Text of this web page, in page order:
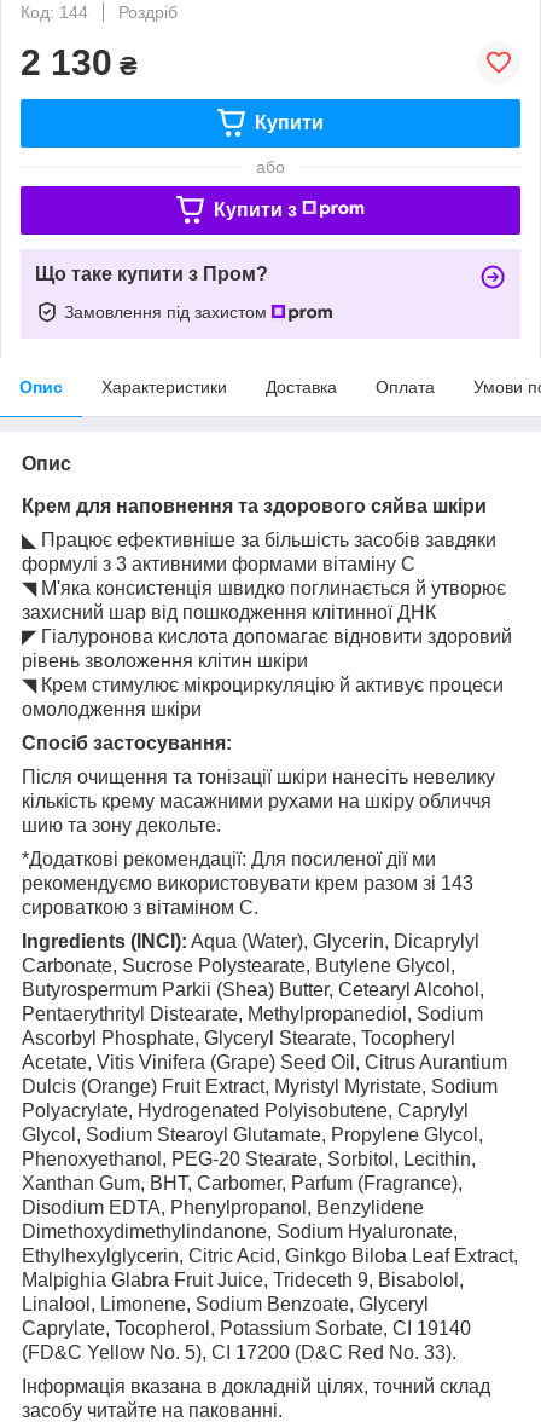
Код: 144
Роздріб
2 130 ₴
Купити
або
Купити з
Що таке купити з Пром?
Замовлення під захистом
Опис Характеристики Доставка Оплата Умови
Опис
Крем для наповнення та здорового сяйва шкіри
◣ Працює ефективніше за більшість засобів завдяки
формулі з 3 активними формами вітаміну С
◥ М'яка консистенція швидко поглинається й утворює
захисний шар від пошкодження клітинної ДНК
◤ Гіалуронова кислота допомагає відновити здоровий
рівень зволоження клітин шкіри
◥ Крем стимулює мікроциркуляцію й активує процеси
омолодження шкіри
Спосіб застосування:
Після очищення та тонізації шкіри нанесіть невелику
кількість крему масажними рухами на шкіру обличчя
шию та зону декольте.
*Додаткові рекомендації: Для посиленої дії ми
рекомендуємо використовувати крем разом зі 143
сироваткою з вітаміном С.
Ingredients (INCI): Aqua (Water), Glycerin, Dicaprylyl
Carbonate, Sucrose Polystearate, Butylene Glycol,
Butyrospermum Parkii (Shea) Butter, Cetearyl Alcohol,
Pentaerythrityl Distearate, Methylpropanediol, Sodium
Ascorbyl Phosphate, Glyceryl Stearate, Tocopheryl
Acetate, Vitis Vinifera (Grape) Seed Oil, Citrus Aurantium
Dulcis (Orange) Fruit Extract, Myristyl Myristate, Sodium
Polyacrylate, Hydrogenated Polyisobutene, Caprylyl
Glycol, Sodium Stearoyl Glutamate, Propylene Glycol,
Phenoxyethanol, PEG-20 Stearate, Sorbitol, Lecithin,
Xanthan Gum, BHT, Carbomer, Parfum (Fragrance),
Disodium EDTA, Phenylpropanol, Benzylidene
Dimethoxydimethylindanone, Sodium Hyaluronate,
Ethylhexylglycerin, Citric Acid, Ginkgo Biloba Leaf Extract,
Malpighia Glabra Fruit Juice, Trideceth 9, Bisabolol,
Linalool, Limonene, Sodium Benzoate, Glyceryl
Caprylate, Tocopherol, Potassium Sorbate, CI 19140
(FD&C Yellow No. 5), CI 17200 (D&C Red No. 33).
Інформація вказана в докладній цілях, точний склад
засобу читайте на пакованні.